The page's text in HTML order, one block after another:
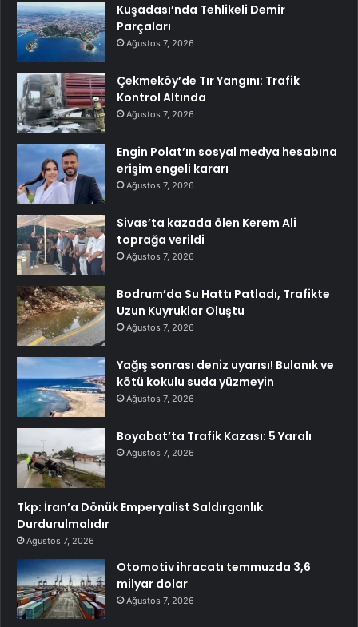
Kuşadası’nda Tehlikeli Demir
Parçaları
Ağustos 7, 2026
Çekmeköy’de Tır Yangını: Trafik
Kontrol Altında
Ağustos 7, 2026
Engin Polat’ın sosyal medya hesabına
erişim engeli kararı
Ağustos 7, 2026
Sivas’ta kazada ölen Kerem Ali
toprağa verildi
Ağustos 7, 2026
Bodrum’da Su Hattı Patladı, Trafikte
Uzun Kuyruklar Oluştu
Ağustos 7, 2026
Yağış sonrası deniz uyarısı! Bulanık ve
kötü kokulu suda yüzmeyin
Ağustos 7, 2026
Boyabat’ta Trafik Kazası: 5 Yaralı
Ağustos 7, 2026
Tkp: İran’a Dönük Emperyalist Saldırganlık
Durdurulmalıdır
Ağustos 7, 2026
Otomotiv ihracatı temmuzda 3,6
milyar dolar
Ağustos 7, 2026